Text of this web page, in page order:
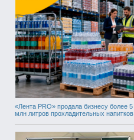
«Лента PRO» продала бизнесу более 5
млн литров прохладительных напитков